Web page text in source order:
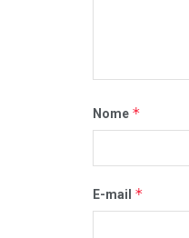
Nome *
E-mail *